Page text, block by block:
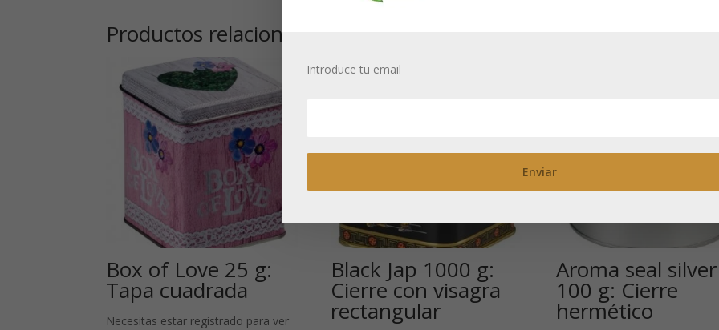
Productos relacionados
Box of Love 25 g:
Tapa cuadrada
Necesitas estar registrado para ver
Black Jap 1000 g:
Cierre con visagra
rectangular
Aroma seal silver
100 g: Cierre
hermético
Introduce tu email